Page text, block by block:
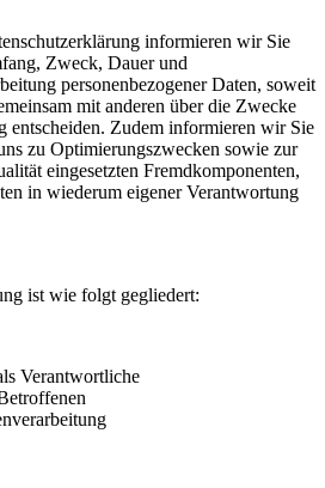
informieren wir Sie
Zweck, Dauer und
personenbezogener Daten, soweit
mit anderen über die Zwecke
entscheiden. Zudem informieren wir Sie
zu Optimierungszwecken sowie zur
eingesetzten Fremdkomponenten,
in wiederum eigener Verantwortung
ist wie folgt gegliedert:
Verantwortliche